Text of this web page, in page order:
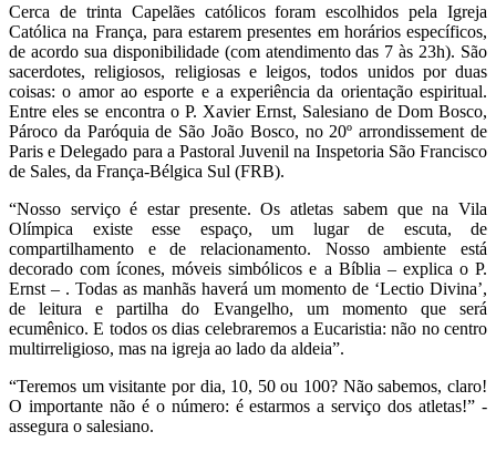
Cerca de trinta Capelães católicos foram escolhidos pela Igreja
Católica na França, para estarem presentes em horários específicos,
de acordo sua disponibilidade (com atendimento das 7 às 23h). São
sacerdotes, religiosos, religiosas e leigos, todos unidos por duas
coisas: o amor ao esporte e a experiência da orientação espiritual.
Entre eles se encontra o P. Xavier Ernst, Salesiano de Dom Bosco,
Pároco da Paróquia de São João Bosco, no 20º arrondissement de
Paris e Delegado para a Pastoral Juvenil na Inspetoria São Francisco
de Sales, da França-Bélgica Sul (FRB).
“Nosso serviço é estar presente. Os atletas sabem que na Vila
Olímpica existe esse espaço, um lugar de escuta, de
compartilhamento e de relacionamento. Nosso ambiente está
decorado com ícones, móveis simbólicos e a Bíblia – explica o P.
Ernst – . Todas as manhãs haverá um momento de ‘Lectio Divina’,
de leitura e partilha do Evangelho, um momento que será
ecumênico. E todos os dias celebraremos a Eucaristia: não no centro
multirreligioso, mas na igreja ao lado da aldeia”.
“Teremos um visitante por dia, 10, 50 ou 100? Não sabemos, claro!
O importante não é o número: é estarmos a serviço dos atletas!” -
assegura o salesiano.